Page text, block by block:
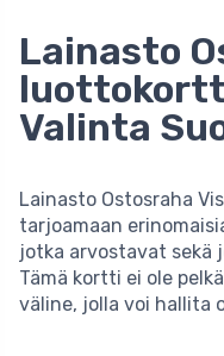
Lainasto
Valinta
Lainasto Ostosraha
tarjoamaan
jotka arvostavat
Tämä kortti ei ole
väline, jolla voi hallita